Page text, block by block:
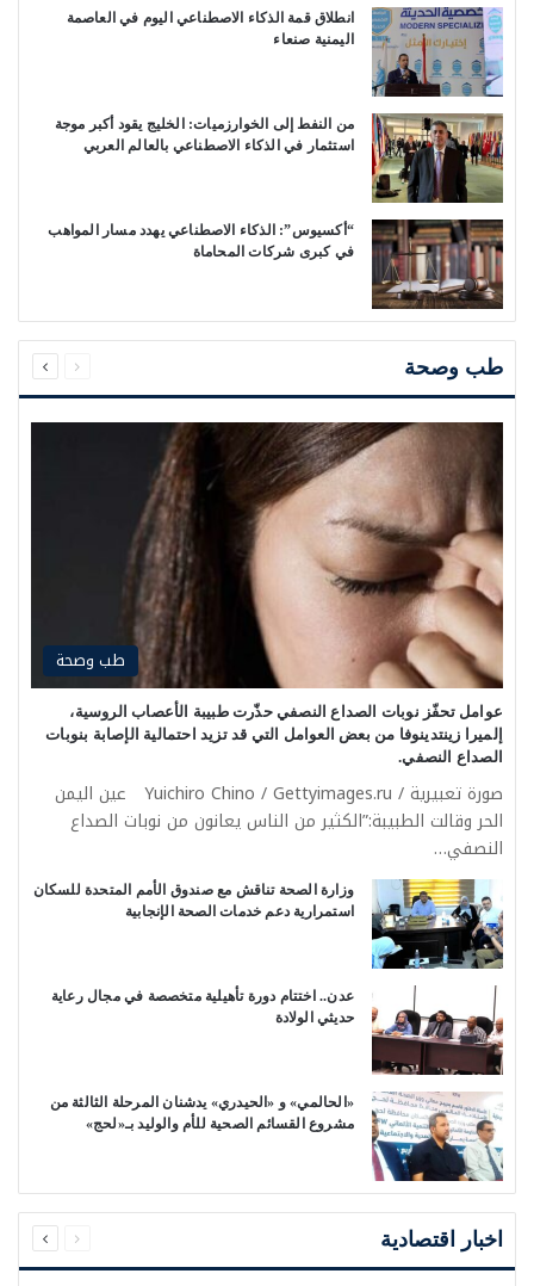
انطلاق قمة الذكاء الاصطناعي اليوم في العاصمة
اليمنية صنعاء
من النفط إلى الخوارزميات: الخليج يقود أكبر موجة
استثمار في الذكاء الاصطناعي بالعالم العربي
“أكسيوس”: الذكاء الاصطناعي يهدد مسار المواهب
في كبرى شركات المحاماة
طب وصحة الصفحة
السابقة
الصفحة
التالية
طب وصحة
عوامل تحفّز نوبات الصداع النصفي حذّرت طبيبة الأعصاب الروسية،
إلميرا زينتدينوفا من بعض العوامل التي قد تزيد احتمالية الإصابة بنوبات
الصداع النصفي.‏
صورة تعبيرية / Yuichiro Chino / Gettyimages.ru عين اليمن
الحر وقالت الطبيبة:”الكثير من الناس يعانون من نوبات الصداع
النصفي…
وزارة الصحة تناقش مع صندوق الأمم المتحدة للسكان
استمرارية دعم خدمات الصحة الإنجابية
عدن.. اختتام دورة تأهيلية متخصصة في مجال رعاية
حديثي الولادة
«الحالمي» و «الحيدري» يدشنان المرحلة الثالثة من
مشروع القسائم الصحية للأم والوليد بـ«لحج»
اخبار اقتصادية الصفحة
السابقة
الصفحة
التالية